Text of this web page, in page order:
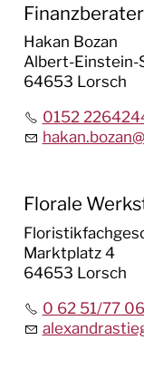
Hakan Bozan
Albert-Einstein-
64653 Lorsch
0152
hakan.bozan@
Florale
Marktplatz 4
64653 Lorsch
0 62 51/77